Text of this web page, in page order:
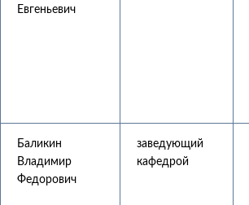
Евгеньевич
Баликин
Владимир
Федорович
заведующий
кафедрой